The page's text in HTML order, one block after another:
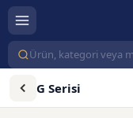
G Serisi